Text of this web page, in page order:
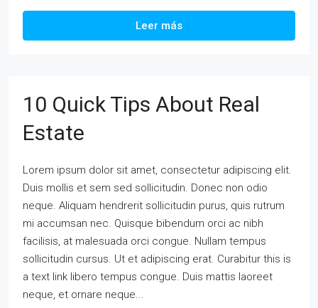
Leer más
10 Quick Tips About Real
Estate
Lorem ipsum dolor sit amet, consectetur adipiscing elit.
Duis mollis et sem sed sollicitudin. Donec non odio
neque. Aliquam hendrerit sollicitudin purus, quis rutrum
mi accumsan nec. Quisque bibendum orci ac nibh
facilisis, at malesuada orci congue. Nullam tempus
sollicitudin cursus. Ut et adipiscing erat. Curabitur this is
a text link libero tempus congue. Duis mattis laoreet
neque, et ornare neque...